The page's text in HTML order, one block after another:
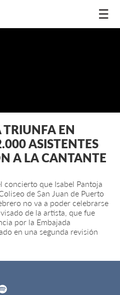
☰
TRIUNFA EN
ASISTENTES
A LA CANTANTE
concierto que Isabel Pantoja
de San Juan de Puerto
no va a poder celebrarse
de la artista, que fue
por la Embajada
en una segunda revisión